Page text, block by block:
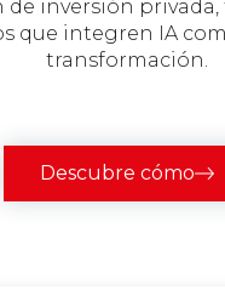
de inversión
que integren IA
transformación.
Descubre cómo